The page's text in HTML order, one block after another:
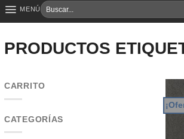
MENÚ
Buscar
por:
PRODUCTOS
CARRITO
CATEGORÍAS